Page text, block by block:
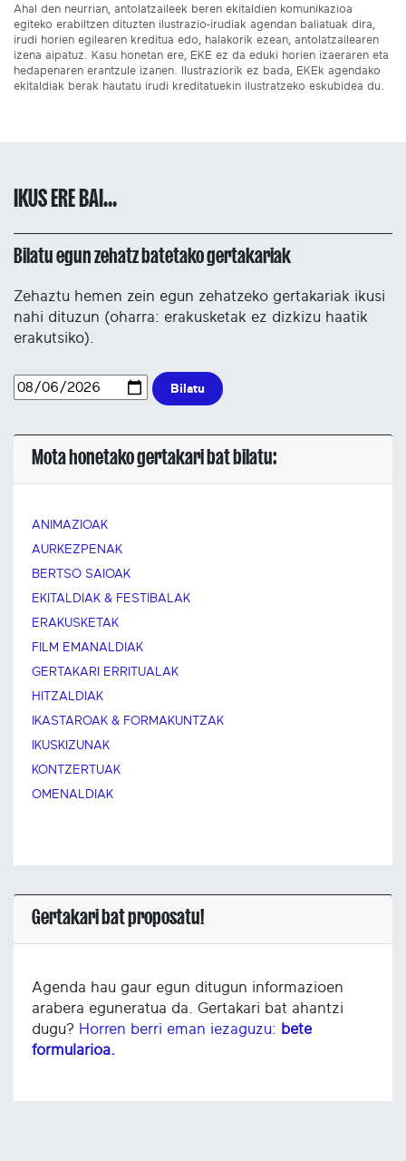
Ahal den neurrian, antolatzaileek beren ekitaldien komunikazioa
egiteko erabiltzen dituzten ilustrazio-irudiak agendan baliatuak dira,
irudi horien egilearen kreditua edo, halakorik ezean, antolatzailearen
izena aipatuz. Kasu honetan ere, EKE ez da eduki horien izaeraren eta
hedapenaren erantzule izanen. Ilustraziorik ez bada, EKEk agendako
ekitaldiak berak hautatu irudi kreditatuekin ilustratzeko eskubidea du.
IKUS ERE BAI...
Bilatu egun zehatz batetako gertakariak
Zehaztu hemen zein egun zehatzeko gertakariak ikusi
nahi dituzun (oharra: erakusketak ez dizkizu haatik
erakutsiko).
Bilatu
Mota honetako gertakari bat bilatu:
ANIMAZIOAK
AURKEZPENAK
BERTSO SAIOAK
EKITALDIAK & FESTIBALAK
ERAKUSKETAK
FILM EMANALDIAK
GERTAKARI ERRITUALAK
HITZALDIAK
IKASTAROAK & FORMAKUNTZAK
IKUSKIZUNAK
KONTZERTUAK
OMENALDIAK
Gertakari bat proposatu!
Agenda hau gaur egun ditugun informazioen
arabera eguneratua da. Gertakari bat ahantzi
dugu? Horren berri eman iezaguzu: bete
formularioa.